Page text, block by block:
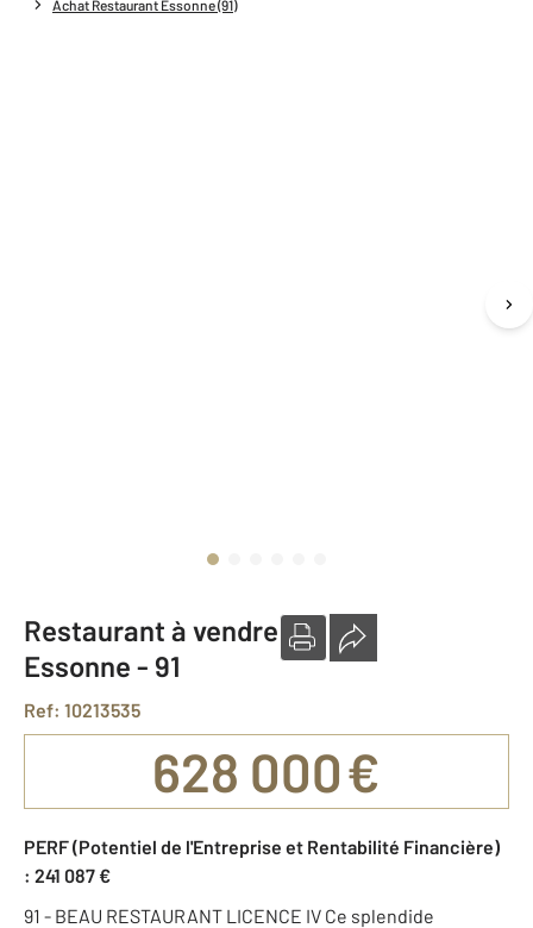
Achat Restaurant Essonne (91)
Restaurant à vendre
Essonne - 91
Ref: 10213535
628 000 €
PERF (Potentiel de l'Entreprise et Rentabilité Financière)
: 241 087 €
91 - BEAU RESTAURANT LICENCE IV Ce splendide